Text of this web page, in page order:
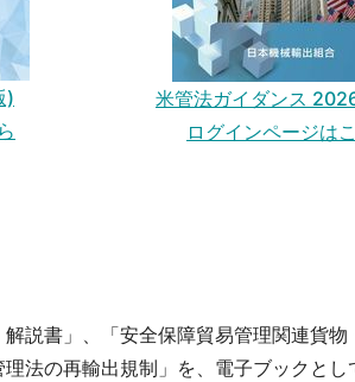
)
米管法ガイダンス
ログインページは
説書」、「安全保障貿易管理関連貨
法の再輸出規制」を、電子ブックとし